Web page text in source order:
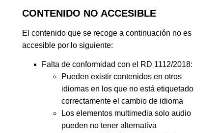
CONTENIDO NO ACCESIBLE
El contenido que se recoge a continuación no es
accesible por lo siguiente:
Falta de conformidad con el RD 1112/2018:
Pueden existir contenidos en otros
idiomas en los que no está etiquetado
correctamente el cambio de idioma
Los elementos multimedia solo audio
pueden no tener alternativa